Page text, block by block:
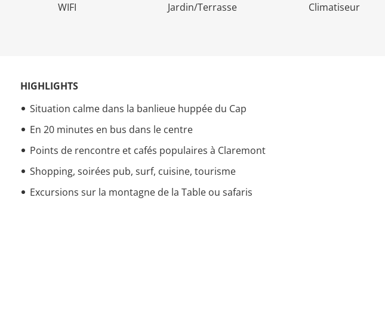
WIFI Jardin/Terrasse Climatiseur
HIGHLIGHTS
Situation calme dans la banlieue huppée du Cap
En 20 minutes en bus dans le centre
Points de rencontre et cafés populaires à Claremont
Shopping, soirées pub, surf, cuisine, tourisme
Excursions sur la montagne de la Table ou safaris